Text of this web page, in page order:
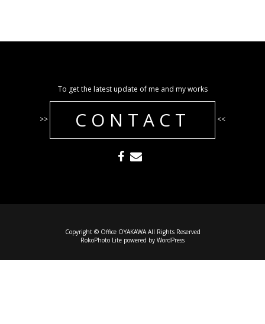
To get the latest update of me and my works
>> CONTACT <<
Copyright © Office OYAKAWA All Rights Reserved
RokoPhoto Lite powered by WordPress